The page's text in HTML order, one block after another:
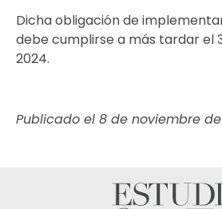
Dicha obligación de
debe cumplirse a más tardar el
2024.
Publicado el 8 de noviembre de